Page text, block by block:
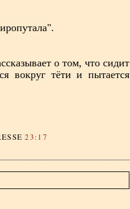
о том, что сидит
вокруг тёти и пытается
23:17